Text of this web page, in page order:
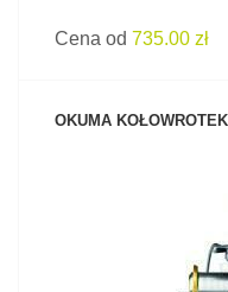
Cena od 735.00 zł
OKUMA